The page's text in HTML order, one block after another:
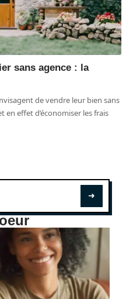
sans agence : la
de vendre leur bien sans
effet d’économiser les frais